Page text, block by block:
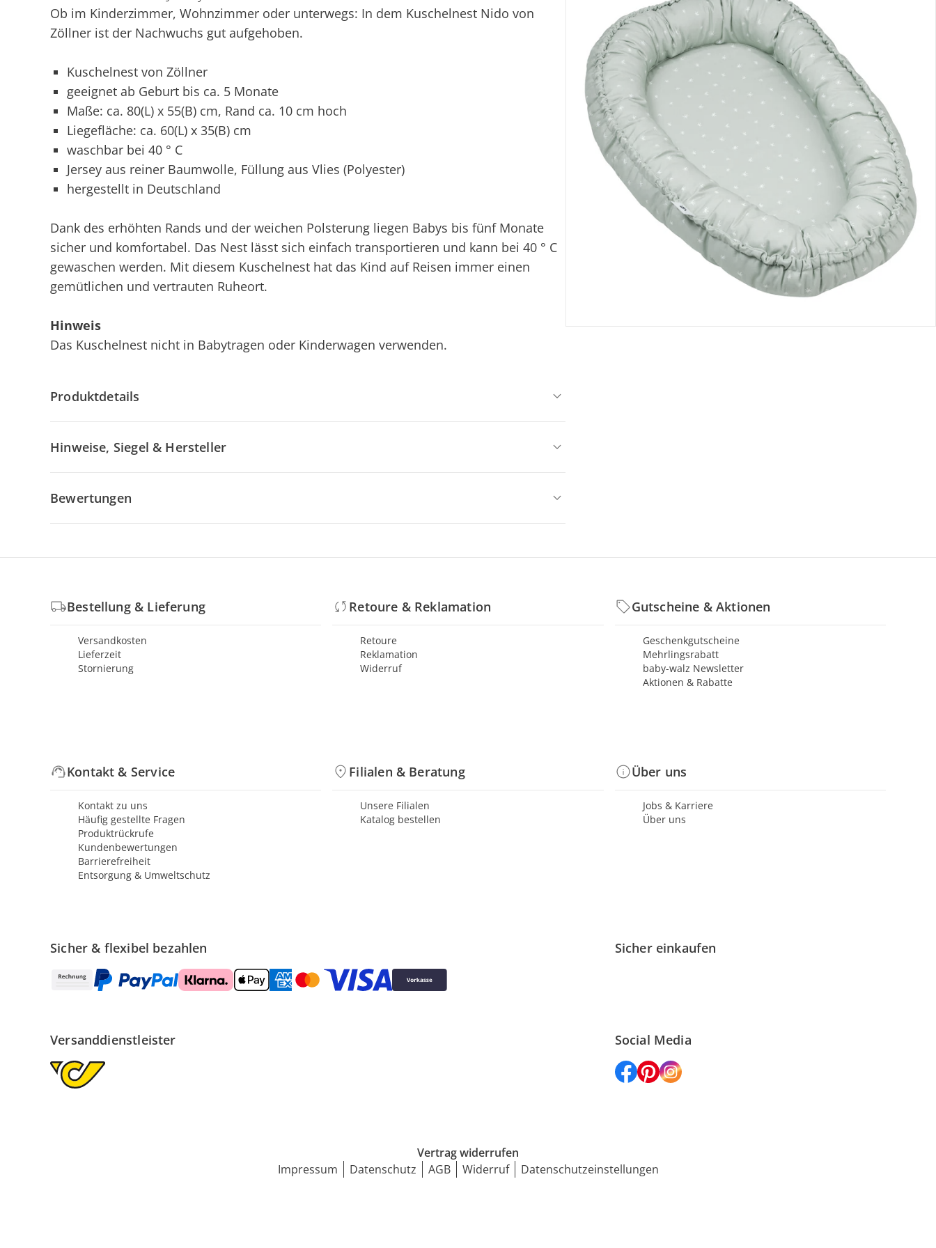
Ob im Kinderzimmer, Wohnzimmer oder unterwegs: In dem Kuschelnest Nido von
Zöllner ist der Nachwuchs gut aufgehoben.
Kuschelnest von Zöllner
geeignet ab Geburt bis ca. 5 Monate
Maße: ca. 80(L) x 55(B) cm, Rand ca. 10 cm hoch
Liegefläche: ca. 60(L) x 35(B) cm
waschbar bei 40 ° C
Jersey aus reiner Baumwolle, Füllung aus Vlies (Polyester)
hergestellt in Deutschland
Dank des erhöhten Rands und der weichen Polsterung liegen Babys bis fünf Monate
sicher und komfortabel. Das Nest lässt sich einfach transportieren und kann bei 40 ° C
gewaschen werden. Mit diesem Kuschelnest hat das Kind auf Reisen immer einen
gemütlichen und vertrauten Ruheort.
Hinweis
Das Kuschelnest nicht in Babytragen oder Kinderwagen verwenden.
Produktdetails
Hinweise, Siegel & Hersteller
Bewertungen
Bestellung & Lieferung
Versandkosten
Lieferzeit
Stornierung
Retoure & Reklamation
Retoure
Reklamation
Widerruf
Gutscheine & Aktionen
Geschenkgutscheine
Mehrlingsrabatt
baby-walz Newsletter
Aktionen & Rabatte
Kontakt & Service
Kontakt zu uns
Häufig gestellte Fragen
Produktrückrufe
Kundenbewertungen
Barrierefreiheit
Entsorgung & Umweltschutz
Filialen & Beratung
Unsere Filialen
Katalog bestellen
Über uns
Jobs & Karriere
Über uns
Sicher & flexibel bezahlen Sicher einkaufen
Versanddienstleister Social Media
Vertrag widerrufen
Impressum
Datenschutz AGB Widerruf Datenschutzeinstellungen